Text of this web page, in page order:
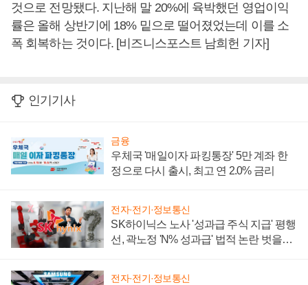
것으로 전망됐다. 지난해 말 20%에 육박했던 영업이익
률은 올해 상반기에 18% 밑으로 떨어졌었는데 이를 소
폭 회복하는 것이다. [비즈니스포스트 남희헌 기자]
인기기사
금융
우체국 '매일이자 파킹통장' 5만 계좌 한
정으로 다시 출시, 최고 연 2.0% 금리
전자·전기·정보통신
SK하이닉스 노사 '성과급 주식 지급' 평행
선, 곽노정 'N% 성과급' 법적 논란 벗을지
전자·전기·정보통신